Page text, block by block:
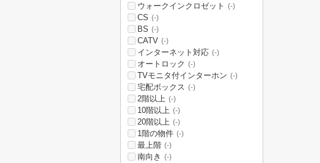
ウォークインクロゼット (-)
CS (-)
BS (-)
CATV (-)
インターネット対応 (-)
オートロック (-)
TVモニタ付インターホン (-)
宅配ボックス (-)
2階以上 (-)
10階以上 (-)
20階以上 (-)
1階の物件 (-)
最上階 (-)
南向き (-)